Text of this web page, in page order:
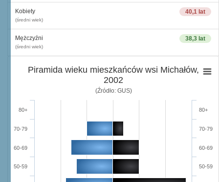
40,1 lat
Kobiety
(średni wiek)
38,3 lat
Mężczyźni
(średni wiek)
Piramida wieku mieszkańców wsi Michałów,
2002
(Źródło: GUS)
50-59
60-69
70-79
80+
50-59
60-69
70-79
80+